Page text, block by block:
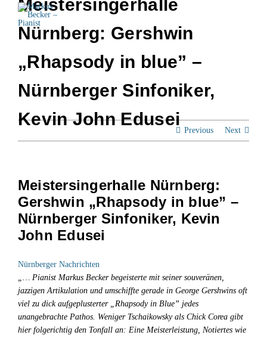
content
Mein Freistil
News
Dates
Discography
Media
projects & programs
Contact & Links
en
Meistersingerhalle
Nürnberg: Gershwin
„Rhapsody in blue” –
Nürnberger Sinfoniker,
Kevin John Edusei
Previous Next
Meistersingerhalle Nürnberg:
Gershwin „Rhapsody in blue” –
Nürnberger Sinfoniker, Kevin
John Edusei
Nürnberger Nachrichten
„… Pianist Markus Becker begeisterte mit seiner souveränen,
jazzigen Artikulation und umschiffte gerade in George Gershwins oft
viel zu dick aufgeplusterter „Rhapsody in Blue” jedes
unangebrachte Pathos. Weniger Tschaikowsky als Chick Corea gibt
hier folgerichtig den Tonfall an: Eine Meisterleistung, Notiertes wie